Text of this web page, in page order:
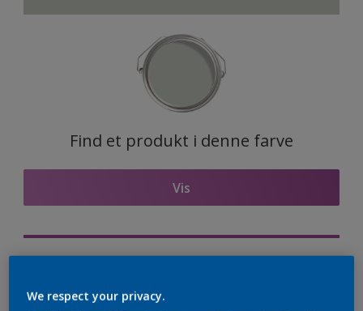
Find et produkt i denne farve
Vis
Nordsjö Professional Expert app
We respect your privacy.